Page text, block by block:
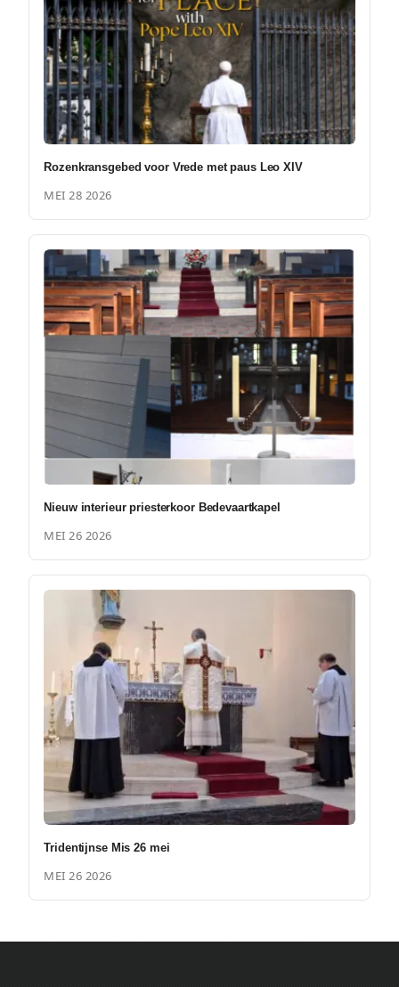
Rozenkransgebed voor Vrede met paus Leo XIV
MEI 28 2026
Nieuw interieur priesterkoor Bedevaartkapel
MEI 26 2026
Tridentijnse Mis 26 mei
MEI 26 2026